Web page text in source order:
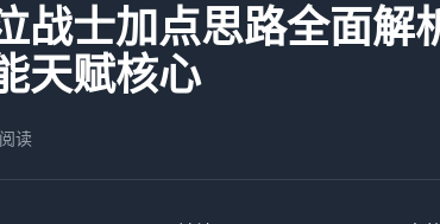
战士加点思路全面解
天赋核心
读